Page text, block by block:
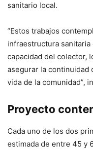
sanitario local.
“Estos trabajos
infraestructura
capacidad del colector,
asegurar la continuidad
vida de la comunidad”,
Proyecto
Cada uno de los dos
estimada de entre 45 y